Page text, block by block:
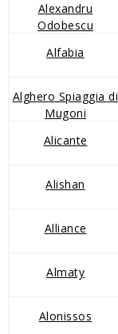
Alexandru
Odobescu
Alfabia
Alghero Spiaggia di
Mugoni
Alicante
Alishan
Alliance
Almaty
Alonissos